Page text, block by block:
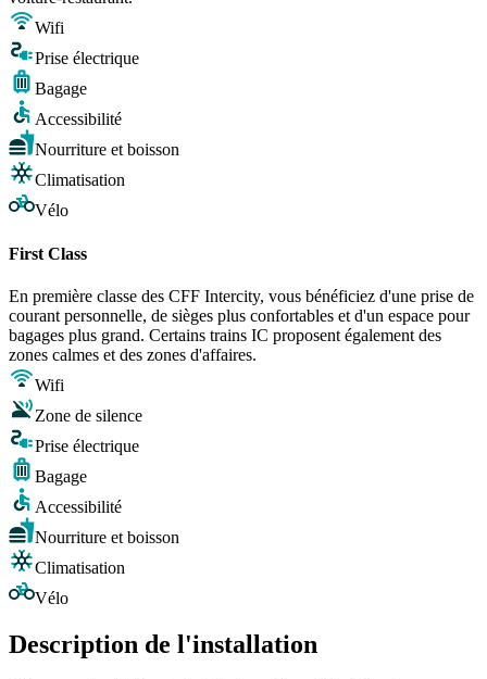
Wifi
Prise électrique
Bagage
Accessibilité
Nourriture et boisson
Climatisation
Vélo
First Class
En première classe des CFF Intercity, vous bénéficiez d'une prise de
courant personnelle, de sièges plus confortables et d'un espace pour
bagages plus grand. Certains trains IC proposent également des
zones calmes et des zones d'affaires.
Wifi
Zone de silence
Prise électrique
Bagage
Accessibilité
Nourriture et boisson
Climatisation
Vélo
Description de l'installation